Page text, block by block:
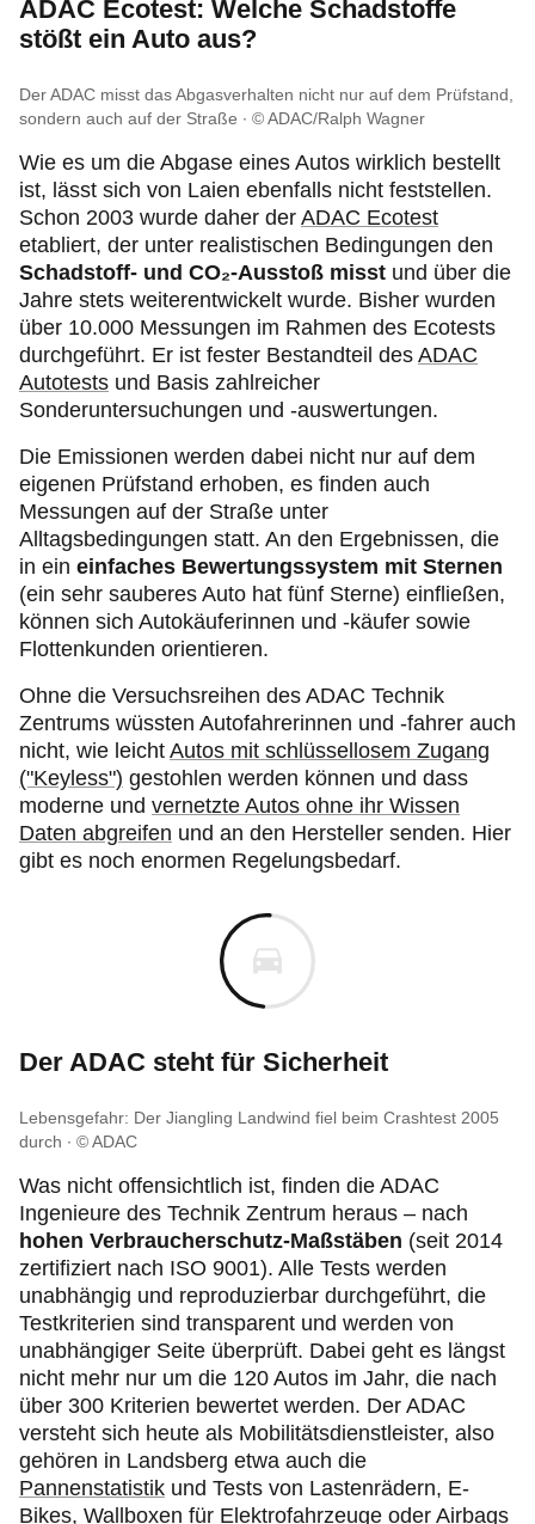
ADAC Ecotest: Welche Schadstoffe
stößt ein Auto aus?
Der ADAC misst das Abgasverhalten nicht nur auf dem Prüfstand,
sondern auch auf der Straße
© ADAC/Ralph Wagner
Wie es um die Abgase eines Autos wirklich bestellt
ist, lässt sich von Laien ebenfalls nicht feststellen.
Schon 2003 wurde daher der ADAC Ecotest
etabliert, der unter realistischen Bedingungen den
Schadstoff- und CO₂-Ausstoß misst und über die
Jahre stets weiterentwickelt wurde. Bisher wurden
über 10.000 Messungen im Rahmen des Ecotests
durchgeführt. Er ist fester Bestandteil des ADAC
Autotests und Basis zahlreicher
Sonderuntersuchungen und -auswertungen.
Die Emissionen werden dabei nicht nur auf dem
eigenen Prüfstand erhoben, es finden auch
Messungen auf der Straße unter
Alltagsbedingungen statt. An den Ergebnissen, die
in ein einfaches Bewertungssystem mit Sternen
(ein sehr sauberes Auto hat fünf Sterne) einfließen,
können sich Autokäuferinnen und -käufer sowie
Flottenkunden orientieren.
Ohne die Versuchsreihen des ADAC Technik
Zentrums wüssten Autofahrerinnen und -fahrer auch
nicht, wie leicht Autos mit schlüssellosem Zugang
("Keyless") gestohlen werden können und dass
moderne und vernetzte Autos ohne ihr Wissen
Daten abgreifen und an den Hersteller senden. Hier
gibt es noch enormen Regelungsbedarf.
Der ADAC steht für Sicherheit
Lebensgefahr: Der Jiangling Landwind fiel beim Crashtest 2005
durch
© ADAC
Was nicht offensichtlich ist, finden die ADAC
Ingenieure des Technik Zentrum heraus – nach
hohen Verbraucherschutz-Maßstäben (seit 2014
zertifiziert nach ISO 9001). Alle Tests werden
unabhängig und reproduzierbar durchgeführt, die
Testkriterien sind transparent und werden von
unabhängiger Seite überprüft. Dabei geht es längst
nicht mehr nur um die 120 Autos im Jahr, die nach
über 300 Kriterien bewertet werden. Der ADAC
versteht sich heute als Mobilitätsdienstleister, also
gehören in Landsberg etwa auch die
Pannenstatistik und Tests von Lastenrädern, E-
Bikes, Wallboxen für Elektrofahrzeuge oder Airbags